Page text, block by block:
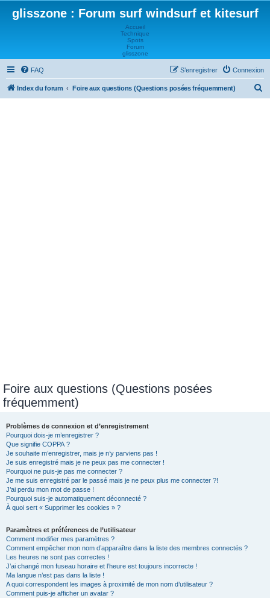
glisszone : Forum surf windsurf et kitesurf
Accueil
Technique
Spots
Forum
glisszone
FAQ Connexion
S’enregistrer
Index du forum Foire aux questions (Questions posées fréquemment)
Foire aux questions (Questions posées
fréquemment)
Problèmes de connexion et d’enregistrement
Pourquoi dois-je m’enregistrer ?
Que signifie COPPA ?
Je souhaite m’enregistrer, mais je n’y parviens pas !
Je suis enregistré mais je ne peux pas me connecter !
Pourquoi ne puis-je pas me connecter ?
Je me suis enregistré par le passé mais je ne peux plus me connecter ?!
J’ai perdu mon mot de passe !
Pourquoi suis-je automatiquement déconnecté ?
À quoi sert « Supprimer les cookies » ?
Paramètres et préférences de l’utilisateur
Comment modifier mes paramètres ?
Comment empêcher mon nom d’apparaître dans la liste des membres connectés ?
Les heures ne sont pas correctes !
J’ai changé mon fuseau horaire et l’heure est toujours incorrecte !
Ma langue n’est pas dans la liste !
A quoi correspondent les images à proximité de mon nom d’utilisateur ?
Comment puis-je afficher un avatar ?